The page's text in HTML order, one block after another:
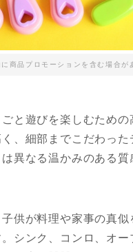
商品プロモーションを含む場合が
と遊びを楽しむため
、細部までこだわっ
異なる温かみのある
供が料理や家事の真
シンク、コンロ、オ